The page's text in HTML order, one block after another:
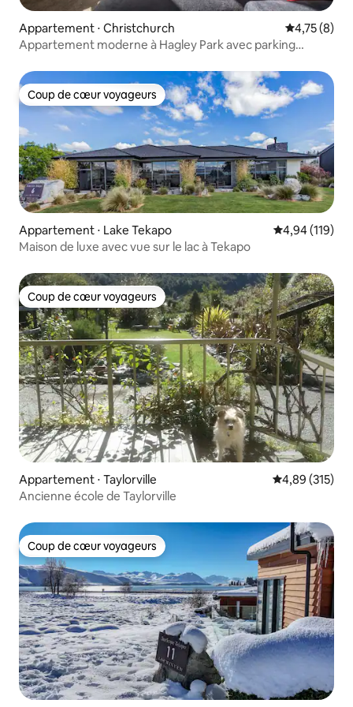
Appartement ⋅ Christchurch Évaluation
4,75 (8)
Appartement moderne à Hagley Park avec parking
Coup de cœur voyageurs
Coup de cœur voyageurs
Appartement ⋅ Lake Tekapo Évaluation
4,94 (119)
Maison de luxe avec vue sur le lac à Tekapo
Coup de cœur voyageurs
Coup de cœur voyageurs
Appartement ⋅ Taylorville Évaluation
4,89 (315)
Ancienne école de Taylorville
Coup de cœur voyageurs
Coup de cœur voyageurs